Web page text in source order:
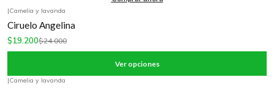
|Camelia y lavanda
Ciruelo Angelina
$19.200$24.000
Ver opciones
|Camelia y lavanda